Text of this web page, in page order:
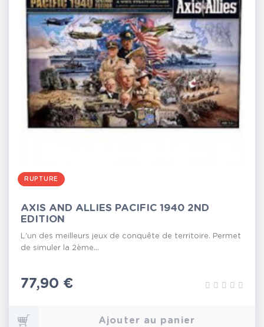
RUPTURE
AXIS AND ALLIES PACIFIC 1940 2ND
EDITION
L'un des meilleurs jeux de conquête de territoire. Permet
de simuler la 2ème...
Prix
77,90 €
Ajouter au panier